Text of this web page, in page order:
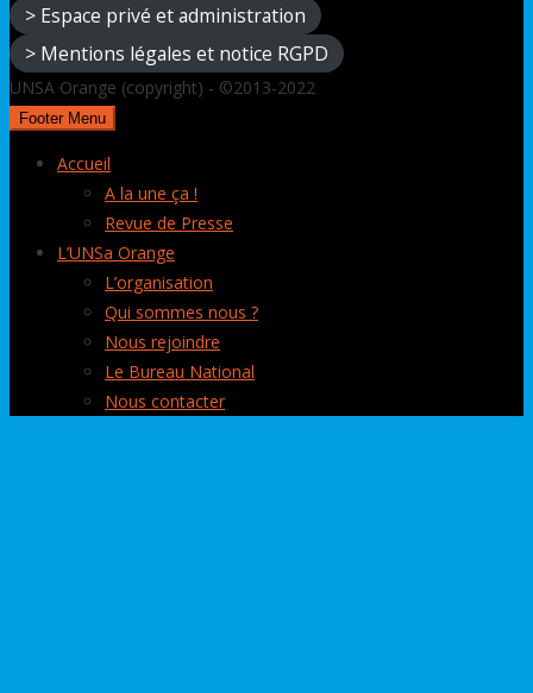
> Espace privé et administration
> Mentions légales et notice RGPD
UNSA Orange (copyright) - ©2013-2022
Footer Menu
Accueil
A la une ça !
Revue de Presse
L’UNSa Orange
L’organisation
Qui sommes nous ?
Nous rejoindre
Le Bureau National
Nous contacter